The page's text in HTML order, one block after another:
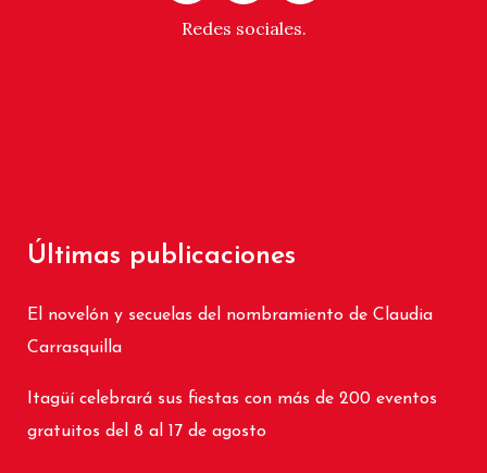
Redes sociales.
Últimas publicaciones
El novelón y secuelas del nombramiento de Claudia
Carrasquilla
Itagüí celebrará sus fiestas con más de 200 eventos
gratuitos del 8 al 17 de agosto